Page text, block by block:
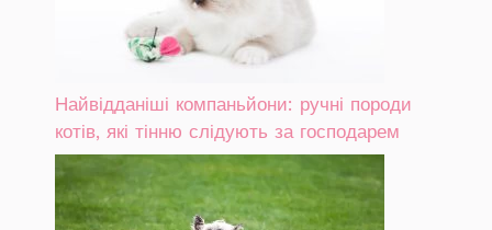
Найвідданіші компаньйони: ручні породи
котів, які тінню слідують за господарем